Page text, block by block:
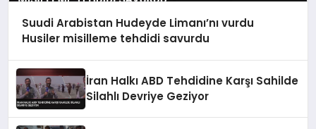
Suudi Arabistan Hudeyde Limanı’nı vurdu
Husiler misilleme tehdidi savurdu
İran Halkı ABD Tehdidine Karşı Sahilde
Silahlı Devriye Geziyor